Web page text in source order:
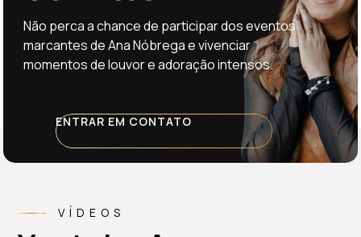
Não perca a chance de participar dos eventos
marcantes de Ana Nóbrega e vivenciar
momentos de louvor e adoração intensos.
ENTRAR EM CONTATO
VÍDEOS